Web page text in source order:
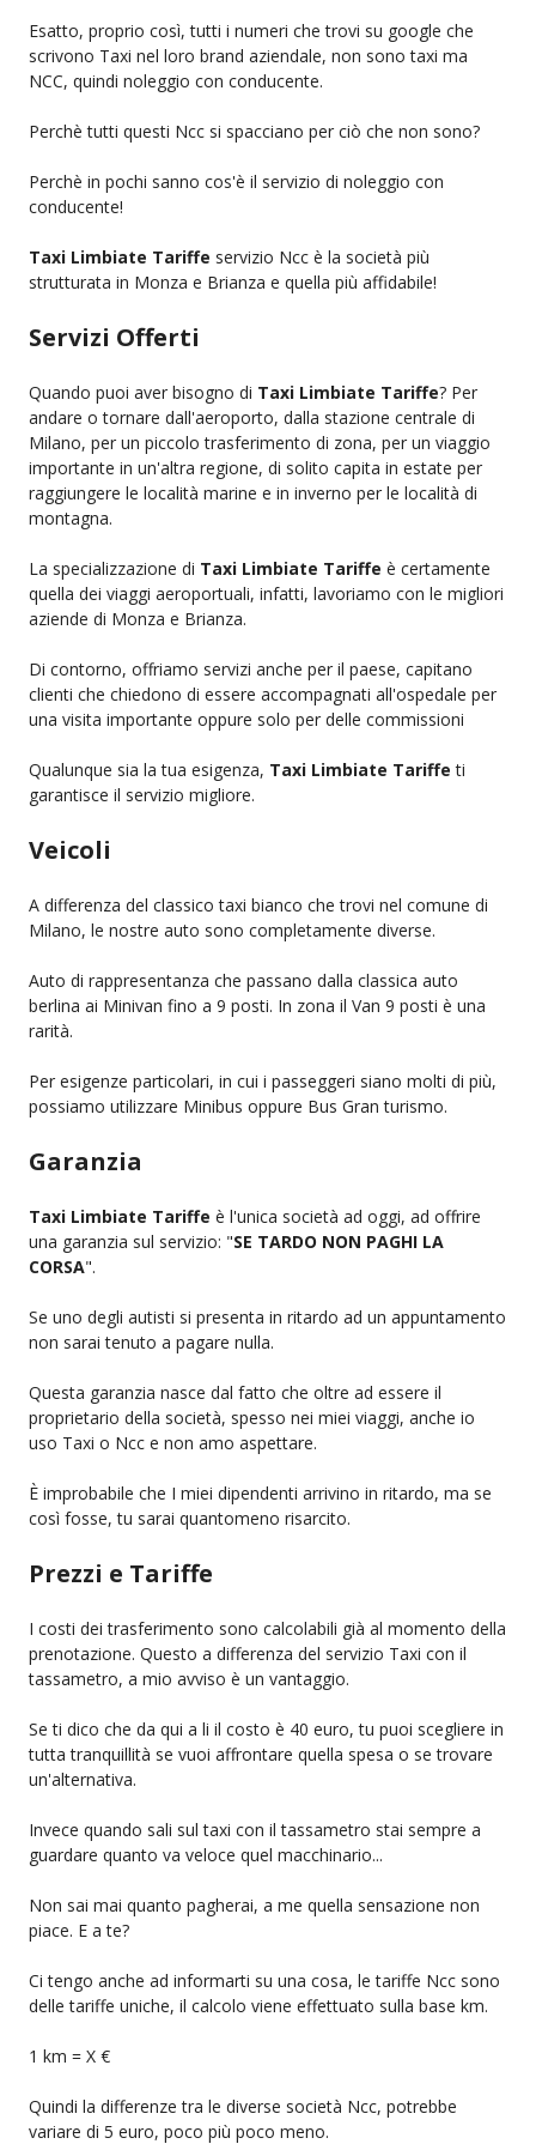
Esatto, proprio così, tutti i numeri che trovi su google che
scrivono Taxi nel loro brand aziendale, non sono taxi ma
NCC, quindi noleggio con conducente.
Perchè tutti questi Ncc si spacciano per ciò che non sono?
Perchè in pochi sanno cos'è il servizio di noleggio con
conducente!
Taxi Limbiate Tariffe servizio Ncc è la società più
strutturata in Monza e Brianza e quella più affidabile!
Servizi Offerti
Quando puoi aver bisogno di Taxi Limbiate Tariffe? Per
andare o tornare dall'aeroporto, dalla stazione centrale di
Milano, per un piccolo trasferimento di zona, per un viaggio
importante in un'altra regione, di solito capita in estate per
raggiungere le località marine e in inverno per le località di
montagna.
La specializzazione di Taxi Limbiate Tariffe è certamente
quella dei viaggi aeroportuali, infatti, lavoriamo con le migliori
aziende di Monza e Brianza.
Di contorno, offriamo servizi anche per il paese, capitano
clienti che chiedono di essere accompagnati all'ospedale per
una visita importante oppure solo per delle commissioni
Qualunque sia la tua esigenza, Taxi Limbiate Tariffe ti
garantisce il servizio migliore.
Veicoli
A differenza del classico taxi bianco che trovi nel comune di
Milano, le nostre auto sono completamente diverse.
Auto di rappresentanza che passano dalla classica auto
berlina ai Minivan fino a 9 posti. In zona il Van 9 posti è una
rarità.
Per esigenze particolari, in cui i passeggeri siano molti di più,
possiamo utilizzare Minibus oppure Bus Gran turismo.
Garanzia
Taxi Limbiate Tariffe è l'unica società ad oggi, ad offrire
una garanzia sul servizio: "SE TARDO NON PAGHI LA
CORSA".
Se uno degli autisti si presenta in ritardo ad un appuntamento
non sarai tenuto a pagare nulla.
Questa garanzia nasce dal fatto che oltre ad essere il
proprietario della società, spesso nei miei viaggi, anche io
uso Taxi o Ncc e non amo aspettare.
È improbabile che I miei dipendenti arrivino in ritardo, ma se
così fosse, tu sarai quantomeno risarcito.
Prezzi e Tariffe
I costi dei trasferimento sono calcolabili già al momento della
prenotazione. Questo a differenza del servizio Taxi con il
tassametro, a mio avviso è un vantaggio.
Se ti dico che da qui a li il costo è 40 euro, tu puoi scegliere in
tutta tranquillità se vuoi affrontare quella spesa o se trovare
un'alternativa.
Invece quando sali sul taxi con il tassametro stai sempre a
guardare quanto va veloce quel macchinario...
Non sai mai quanto pagherai, a me quella sensazione non
piace. E a te?
Ci tengo anche ad informarti su una cosa, le tariffe Ncc sono
delle tariffe uniche, il calcolo viene effettuato sulla base km.
1 km = X €
Quindi la differenze tra le diverse società Ncc, potrebbe
variare di 5 euro, poco più poco meno.